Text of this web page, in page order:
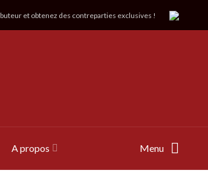
et obtenez des contreparties exclusives !
A propos Menu